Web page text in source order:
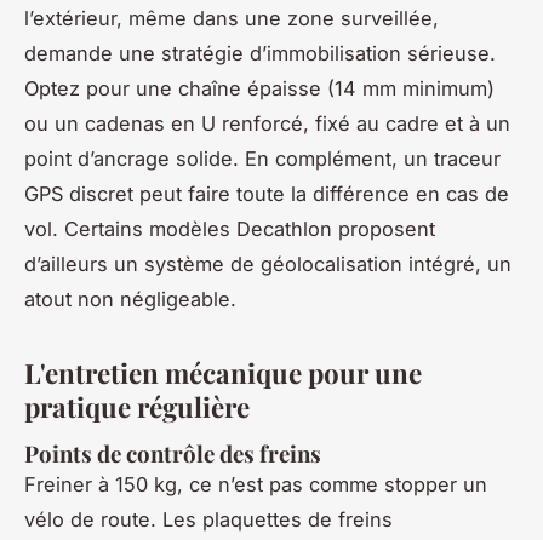
l’extérieur, même dans une zone surveillée,
demande une stratégie d’immobilisation sérieuse.
Optez pour une chaîne épaisse (14 mm minimum)
ou un cadenas en U renforcé, fixé au cadre et à un
point d’ancrage solide. En complément, un traceur
GPS discret peut faire toute la différence en cas de
vol. Certains modèles Decathlon proposent
d’ailleurs un système de géolocalisation intégré, un
atout non négligeable.
L'entretien mécanique pour une
pratique régulière
Points de contrôle des freins
Freiner à 150 kg, ce n’est pas comme stopper un
vélo de route. Les plaquettes de freins